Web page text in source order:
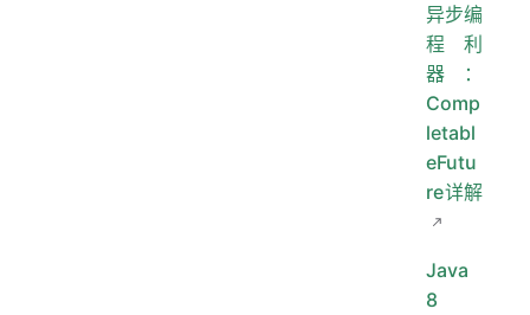
异步编
程利
器：
Comp
letabl
eFutu
re详解
Java
8